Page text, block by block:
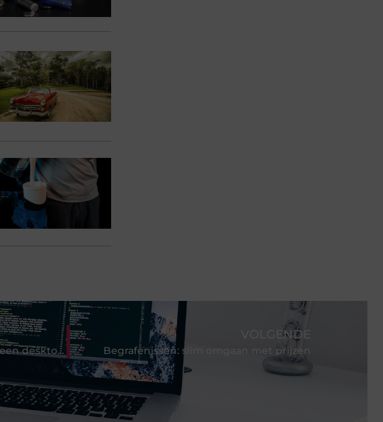
10 dingen die u moet weten als u een desktop-pc koopt
VOLGENDE
Begrafenissen: slim omgaan met prijzen